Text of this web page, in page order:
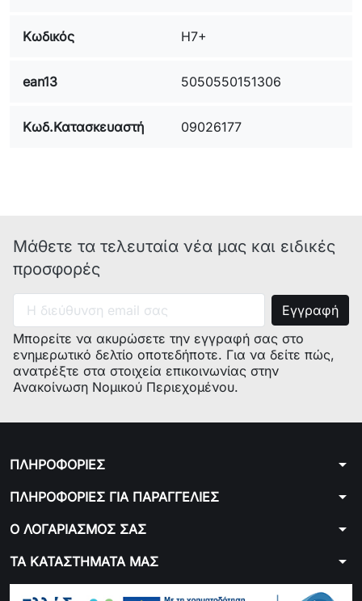
Κωδικός H7+
ean13 5050550151306
Κωδ.Κατασκευαστή 09026177
Μάθετε τα τελευταία νέα μας και ειδικές
προσφορές
Μπορείτε να ακυρώσετε την εγγραφή σας στο
ενημερωτικό δελτίο οποτεδήποτε. Για να δείτε πώς,
ανατρέξτε στα στοιχεία επικοινωνίας στην
Ανακοίνωση Νομικού Περιεχομένου.
ΠΛΗΡΟΦΟΡΙΕΣ arrow_drop_down
ΠΛΗΡΟΦΟΡΙΕΣ ΓΙΑ ΠΑΡΑΓΓΕΛΙΕΣ arrow_drop_down
Ο ΛΟΓΑΡΙΑΣΜΟΣ ΣΑΣ arrow_drop_down
ΤΑ ΚΑΤΑΣΤΗΜΑΤΑ ΜΑΣ arrow_drop_down